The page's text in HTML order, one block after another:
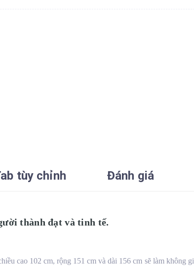
tùy chỉnh Đánh giá
thành đạt và tinh tế.
cao 102 cm, rộng 151 cm và dài 156 cm sẽ làm không